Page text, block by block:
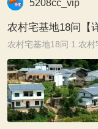
5208cc_vip
农村宅基地18问【